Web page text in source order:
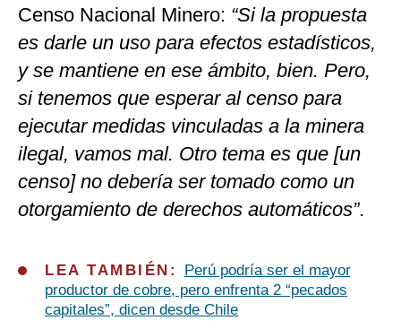
Censo Nacional Minero: “Si la propuesta
es darle un uso para efectos estadísticos,
y se mantiene en ese ámbito, bien. Pero,
si tenemos que esperar al censo para
ejecutar medidas vinculadas a la minera
ilegal, vamos mal. Otro tema es que [un
censo] no debería ser tomado como un
otorgamiento de derechos automáticos”.
LEA TAMBIÉN:
Perú podría ser el mayor
productor de cobre, pero enfrenta 2 “pecados
capitales”, dicen desde Chile